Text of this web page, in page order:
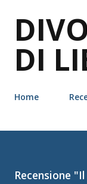
DI
Home
Recensione